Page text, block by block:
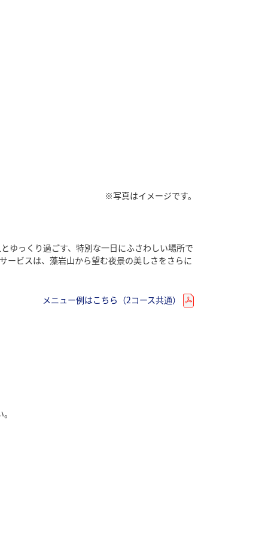
※写真はイメージです。
ゆっくり過ごす、特別な一日にふさわしい場所で
ービスは、藻岩山から望む夜景の美しさをさらに
メニュー例はこちら（2コース共通）